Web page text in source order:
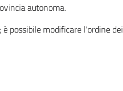
autonoma.
possibile modificare l'ordine dei